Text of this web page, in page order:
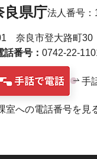
良県庁法人番号：
奈良市登大路町30
話番号： 0742-22-
手
室への電話番号を見